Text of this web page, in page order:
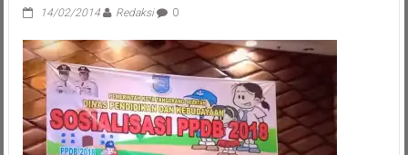
14/02/2014 Redaksi 0